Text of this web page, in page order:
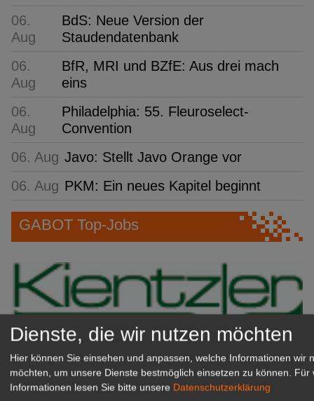
06.
Aug
BdS: Neue Version der
Staudendatenbank
06.
Aug
BfR, MRI und BZfE: Aus drei mach
eins
06.
Aug
Philadelphia: 55. Fleuroselect-
Convention
06. Aug Javo: Stellt Javo Orange vor
06. Aug PKM: Ein neues Kapitel beginnt
GABOT Top-Jobs
Dienste, die wir nutzen möchten
Hier können Sie einsehen und anpassen, welche Informationen wir
möchten, um unsere Dienste bestmöglich einsetzen zu können. Für
Informationen lesen Sie bitte unsere Datenschutzerklärung